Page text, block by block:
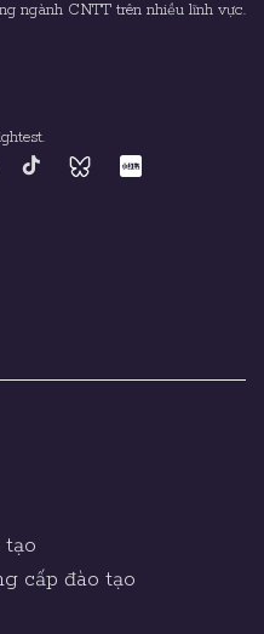
ngành CNTT trên nhiều lĩnh vực.
cấp đào tạo